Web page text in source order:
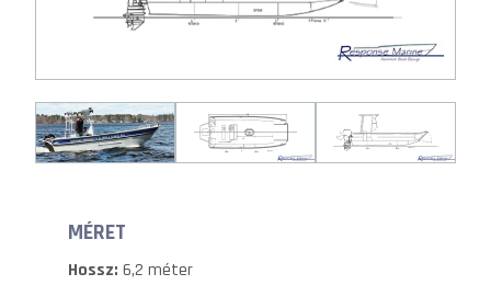
MÉRET
Hossz: 6,2 méter